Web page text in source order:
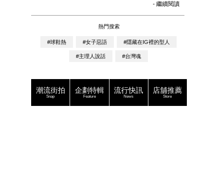
- 繼續閱讀
熱門搜索
#球鞋熱 #女子惡語 #隱藏在IG裡的型人
#主理人說話 #台灣魂
潮流街拍
Snap
企劃特輯
Feature
流行快訊
News
店舖推薦
Store